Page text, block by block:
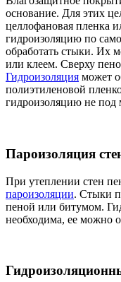
основание. Для этих
целлофановая пленка
гидроизоляцию по
обработать стыки. Их
или клеем. Сверху
Гидроизоляция может
полиэтиленовой
гидроизоляцию не под
Пароизоляция
При утеплении стен
пароизоляции. Стыки
пеной или битумом.
необходима, ее можно